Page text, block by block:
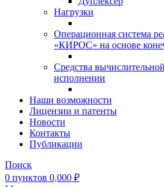
Нагрузки
Операционная система
«КИРОС» на основе
Средства
исполнении
Наши возможности
Лицензии и патенты
Новости
Контакты
Публикации
Поиск
0 пунктов 0,000 ₽